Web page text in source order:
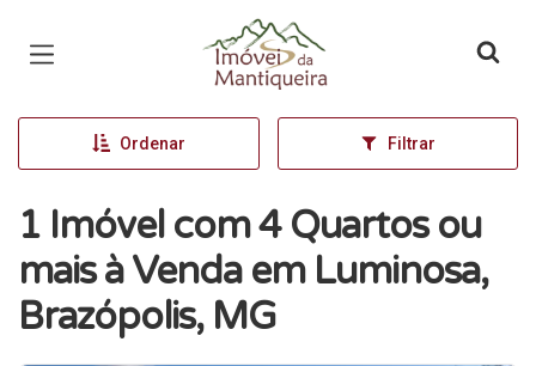
Página inicial
Ordenar Filtrar
1 Imóvel com 4 Quartos ou
mais à Venda em Luminosa,
Brazópolis, MG